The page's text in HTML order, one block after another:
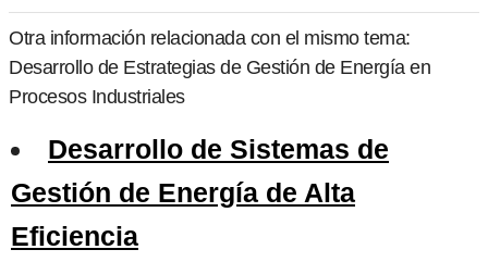
Otra información relacionada con el mismo tema:
Desarrollo de Estrategias de Gestión de Energía en
Procesos Industriales
Desarrollo de Sistemas de
Gestión de Energía de Alta
Eficiencia